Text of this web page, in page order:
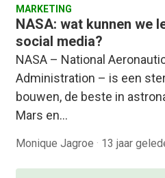
MARKETING
NASA: wat kunnen we
social media?
NASA – National
Administration – is een
bouwen, de beste in
Mars en…
Monique Jagroe · 13 jaar